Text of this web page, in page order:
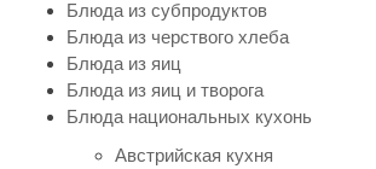
Блюда из субпродуктов
Блюда из черствого хлеба
Блюда из яиц
Блюда из яиц и творога
Блюда национальных кухонь
Австрийская кухня